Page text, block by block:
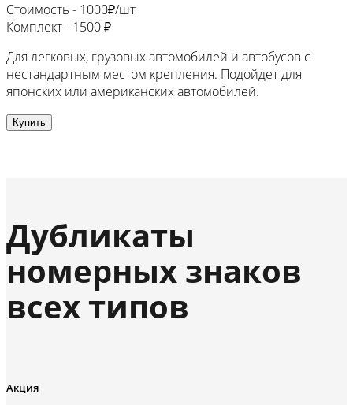
Стоимость - 1000₽/шт
Комплект - 1500 ₽
Для легковых, грузовых автомобилей и автобусов с
нестандартным местом крепления. Подойдет для
японских или американских автомобилей.
Купить
Дубликаты
номерных знаков
всех типов
Акция